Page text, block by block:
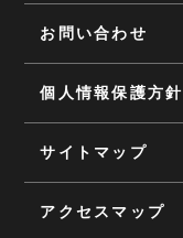
お問い合わせ
個人情報保護方針
サイトマップ
アクセスマップ